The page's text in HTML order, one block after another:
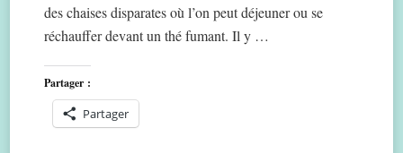
des chaises disparates où l’on peut déjeuner ou se
réchauffer devant un thé fumant. Il y …
Partager :
Partager